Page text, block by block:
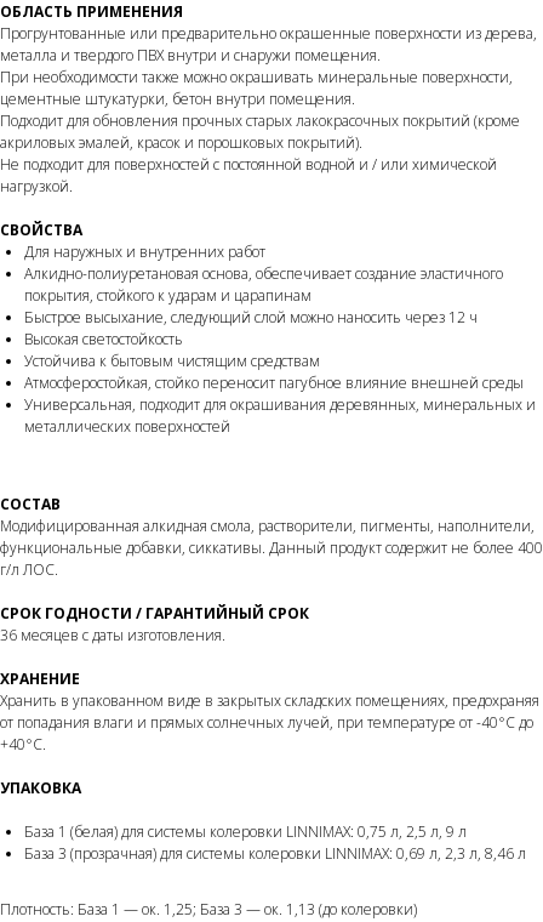
ОБЛАСТЬ ПРИМЕНЕНИЯ
Прогрунтованные или предварительно окрашенные поверхности из дерева,
металла и твердого ПВХ внутри и снаружи помещения.
При необходимости также можно окрашивать минеральные поверхности,
цементные штукатурки, бетон внутри помещения.
Подходит для обновления прочных старых лакокрасочных покрытий (кроме
акриловых эмалей, красок и порошковых покрытий).
Не подходит для поверхностей с постоянной водной и / или химической
нагрузкой.
СВОЙСТВА
Для наружных и внутренних работ
Алкидно-полиуретановая основа, обеспечивает создание эластичного
покрытия, стойкого к ударам и царапинам
Быстрое высыхание, следующий слой можно наносить через 12 ч
Высокая светостойкость
Устойчива к бытовым чистящим средствам
Атмосферостойкая, стойко переносит пагубное влияние внешней среды
Универсальная, подходит для окрашивания деревянных, минеральных и
металлических поверхностей
СОСТАВ
Модифицированная алкидная смола, растворители, пигменты, наполнители,
функциональные добавки, сиккативы. Данный продукт содержит не более 400
г/л ЛОС.
СРОК ГОДНОСТИ / ГАРАНТИЙНЫЙ СРОК
36 месяцев с даты изготовления.
ХРАНЕНИЕ
Хранить в упакованном виде в закрытых складских помещениях, предохраняя
от попадания влаги и прямых солнечных лучей, при температуре от -40°С до
+40°С.
УПАКОВКА
База 1 (белая) для системы колеровки LINNIMAX: 0,75 л, 2,5 л, 9 л
База 3 (прозрачная) для системы колеровки LINNIMAX: 0,69 л, 2,3 л, 8,46 л
Плотность: База 1 — ок. 1,25; База 3 — ок. 1,13 (до колеровки)